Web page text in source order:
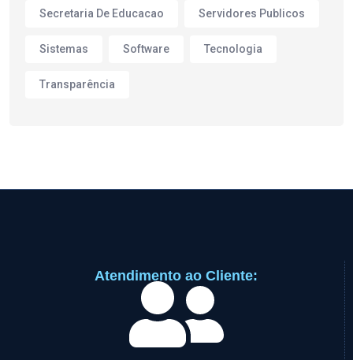
Secretaria De Educacao Servidores Publicos
Sistemas Software Tecnologia
Transparência
Atendimento ao Cliente: